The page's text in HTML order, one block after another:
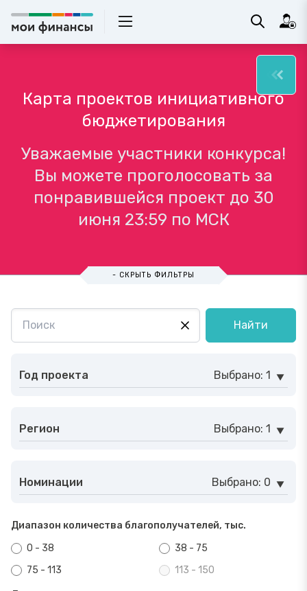
Карта проектов инициативного
бюджетирования
Уважаемые участники конкурса!
Вы можете проголосовать за
понравившейся проект до 30
июня 23:59 по МСК
- СКРЫТЬ ФИЛЬТРЫ
Найти
Год проекта Выбрано: 1
Регион Выбрано: 1
Номинации Выбрано: 0
Диапазон количества благополучателей, тыс.
0 - 38
38 - 75
75 - 113
113 - 150